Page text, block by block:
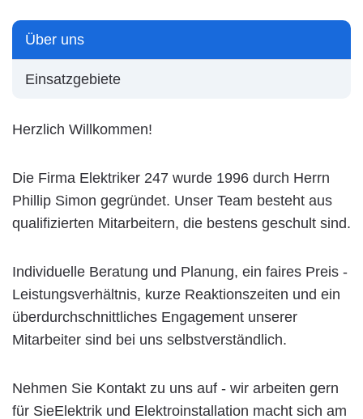
Über uns
Einsatzgebiete
Herzlich Willkommen!
Die Firma Elektriker 247 wurde 1996 durch Herrn
Phillip Simon gegründet. Unser Team besteht aus
qualifizierten Mitarbeitern, die bestens geschult sind.
Individuelle Beratung und Planung, ein faires Preis -
Leistungsverhältnis, kurze Reaktionszeiten und ein
überdurchschnittliches Engagement unserer
Mitarbeiter sind bei uns selbstverständlich.
Nehmen Sie Kontakt zu uns auf - wir arbeiten gern
für SieElektrik und Elektroinstallation macht sich am